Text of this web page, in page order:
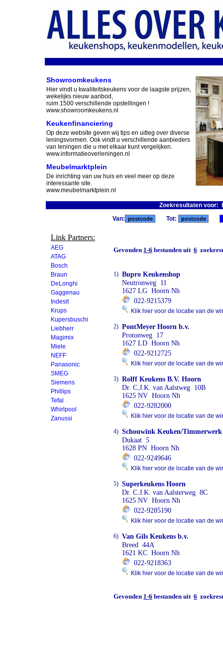
Showroomkeukens
Hier vindt u kwaliteitskeukens voor de laagste prijzen,
wekelijks nieuw aanbod,
ruim 1500 verschillende opstellingen !
www.showroomkeukens.nl
Keukenfinanciering
Op deze website geven wij tips en uitleg over diverse
leningsvormen. Ook vindt u verschillende aanbieders
van leningen die u met elkaar kunt vergelijken.
www.informatieoverleningen.nl
Meubelmarktplein
De inrichting van uw huis en veel meer op deze
interessante site.
www.meubelmarktplein.nl
Zoekresultaten voor:
Link Partners:
AEG
ATAG
Bosch
Braun
DeLonghi
Gaggenau
Indesit
Krups
Kupersbuschi
Liebherr
Magimix
Miele
NEFF
Panasonic
SMEG
Siemens
Phillips
Tefal
Whirlpool
Zanussi
Van: Tot:
Gevonden 1-6 bestanden uit 6
1) Bupro Keukenshop
Neutronweg 11
1627 LG Hoorn Nh
022-9215379
Klik hier voor de locatie van de
2) PontMeyer Hoorn b.v.
Protonweg 17
1627 LD Hoorn Nh
022-9212725
Klik hier voor de locatie van de
3) Rolff Keukens B.V. Hoorn
Dr. C.J.K. van Aalstweg 10B
1625 NV Hoorn Nh
022-9282000
Klik hier voor de locatie van de
4) Schouwink Keuken/Timmerwerk
Dukaat 5
1628 PN Hoorn Nh
022-9249646
Klik hier voor de locatie van de
5) Superkeukens Hoorn
Dr. C.J.K. van Aalsterweg 8C
1625 NV Hoorn Nh
022-9285190
Klik hier voor de locatie van de
6) Van Gils Keukens b.v.
Breed 44A
1621 KC Hoorn Nh
022-9218363
Klik hier voor de locatie van de
Gevonden 1-6 bestanden uit 6